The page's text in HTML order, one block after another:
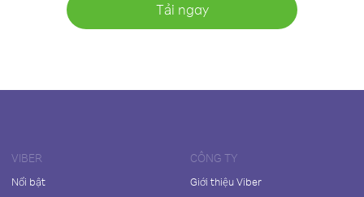
Tải ngay
VIBER
Nổi bật
CÔNG TY
Giới thiệu Viber